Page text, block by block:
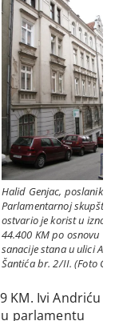
Halid Genjac, poslanik u
Parlamentarnoj
ostvario je korist u
44.400 KM po osnovu
sanacije stana u ulici
Šantića br. 2/II. (Foto
KM. Ivi Andriću
parlamentu